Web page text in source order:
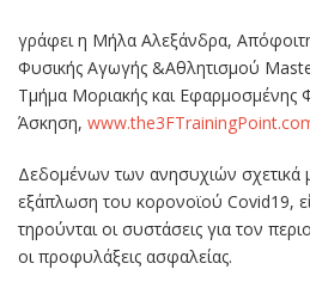
γράφει η Μήλα Αλεξάνδρα,
Φυσικής Αγωγής &Αθλητισμού
Τμήμα Μοριακής και Εφαρμοσμένης
Άσκηση,
Δεδομένων των ανησυχιών σχετικά
εξάπλωση του κορονοϊού Covid19,
τηρούνται οι συστάσεις για τον
οι προφυλάξεις ασφαλείας.